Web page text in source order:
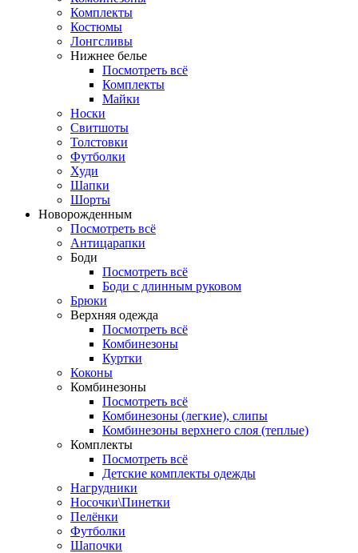
Комплекты
Костюмы
Лонгсливы
Нижнее белье
Посмотреть всё
Комплекты
Майки
Носки
Свитшоты
Толстовки
Футболки
Худи
Шапки
Шорты
Новорожденным
Посмотреть всё
Антицарапки
Боди
Посмотреть всё
Боди с длинным руковом
Брюки
Верхняя одежда
Посмотреть всё
Комбинезоны
Куртки
Коконы
Комбинезоны
Посмотреть всё
Комбинезоны (легкие), слипы
Комбинезоны верхнего слоя (теплые)
Комплекты
Посмотреть всё
Детские комплекты одежды
Нагрудники
Носочки\Пинетки
Пелёнки
Футболки
Шапочки